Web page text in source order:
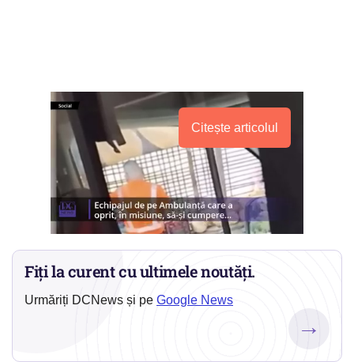
Citește articolul
Fiți la curent cu ultimele noutăți.
Urmăriți DCNews și pe Google News
→